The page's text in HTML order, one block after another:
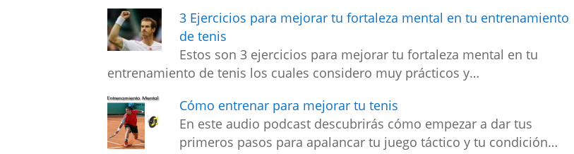
3 Ejercicios para mejorar tu fortaleza mental en tu entrenamiento
de tenis
Estos son 3 ejercicios para mejorar tu fortaleza mental en tu
entrenamiento de tenis los cuales considero muy prácticos y…
Cómo entrenar para mejorar tu tenis
En este audio podcast descubrirás cómo empezar a dar tus
primeros pasos para apalancar tu juego táctico y tu condición…